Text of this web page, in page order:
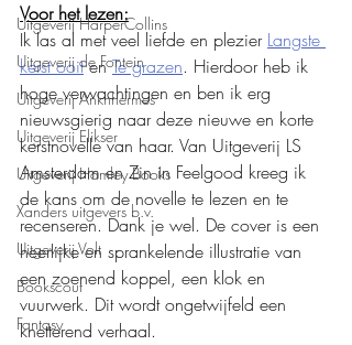
Uitgeverij HarperCollins
Uitgeverij de Fontein
Uitgeverij Ankhhermes
Uitgeverij Elikser
Uitgeverij Hamley Books
Xanders uitgevers b.v.
Uitgeverij Volt
Bookscout
Fantasy
Voor het lezen:
Ik las al met veel liefde en plezier Langste
kerst ooit en Te grazen. Hierdoor heb ik
hoge verwachtingen en ben ik erg
nieuwsgierig naar deze nieuwe en korte
kerstnovelle van haar. Van Uitgeverij LS
Amsterdam en Zin in Feelgood kreeg ik
de kans om de novelle te lezen en te
recenseren. Dank je wel. De cover is een
heerlijke en sprankelende illustratie van
een zoenend koppel, een klok en
vuurwerk. Dit wordt ongetwijfeld een
knetterend verhaal.